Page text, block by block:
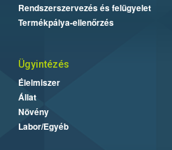
Rendszerszervezés és felügyelet
Termékpálya-ellenőrzés
Ügyintézés
Élelmiszer
Állat
Növény
Labor/Egyéb